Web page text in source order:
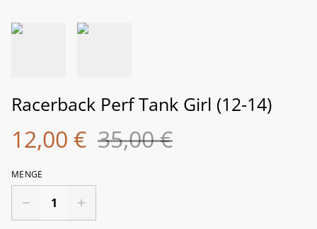
Racerback Perf Tank Girl (12-14)
12,00 € 35,00 €
MENGE